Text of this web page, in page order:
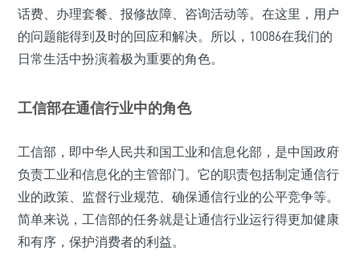
话费、办理套餐、报修故障、咨询活动等。在这里，用户
的问题能得到及时的回应和解决。所以，10086在我们的
日常生活中扮演着极为重要的角色。
工信部在通信行业中的角色
工信部，即中华人民共和国工业和信息化部，是中国政府
负责工业和信息化的主管部门。它的职责包括制定通信行
业的政策、监督行业规范、确保通信行业的公平竞争等。
简单来说，工信部的任务就是让通信行业运行得更加健康
和有序，保护消费者的利益。